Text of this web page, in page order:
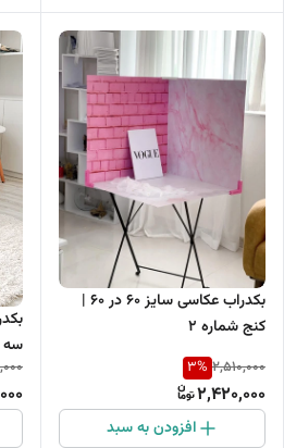
بکدراب عکاسی سایز 60 در 60 |
کنج شماره 2
2,510,000
3%
2,420,000
افزودن به سبد
سه